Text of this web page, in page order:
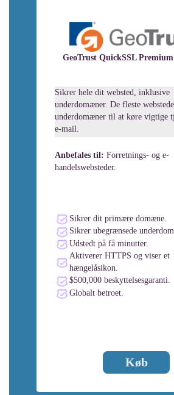
GeoTrust QuickSSL
Sikrer hele dit websted, inklusive
underdomæner. De fleste
underdomæner til at køre vigtige
e-mail.
Anbefales til: Forretnings- og e-
handelswebsteder.
Sikrer dit primære domæne.
Sikrer ubegrænsede
Udstedt på få minutter.
Aktiverer HTTPS og viser et
hængelåsikon.
$500,000 beskyttelsesgaranti.
Globalt betroet.
Køb